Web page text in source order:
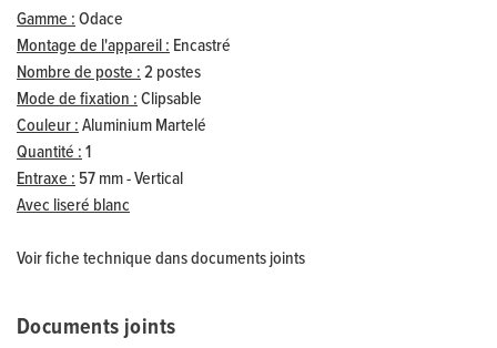
Gamme :Odace
Montage de l'appareil : Encastré
Nombre de poste :2 postes
Mode de fixation :Clipsable
Couleur :Aluminium Martelé
Quantité :1
Entraxe : 57 mm - Vertical
Avec liseré blanc
Voir fiche technique dans documents joints
Documents joints